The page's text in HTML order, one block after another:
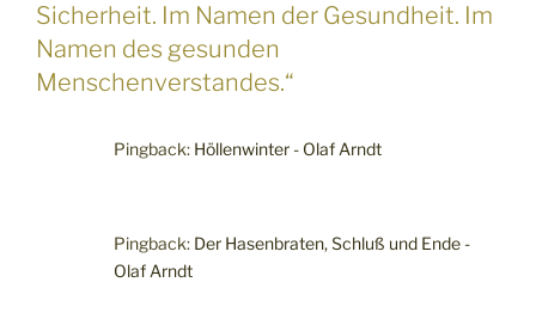
Sicherheit. Im Namen der Gesundheit. Im
Namen des gesunden
Menschenverstandes.“
Pingback: Höllenwinter - Olaf Arndt
Pingback: Der Hasenbraten, Schluß und Ende -
Olaf Arndt